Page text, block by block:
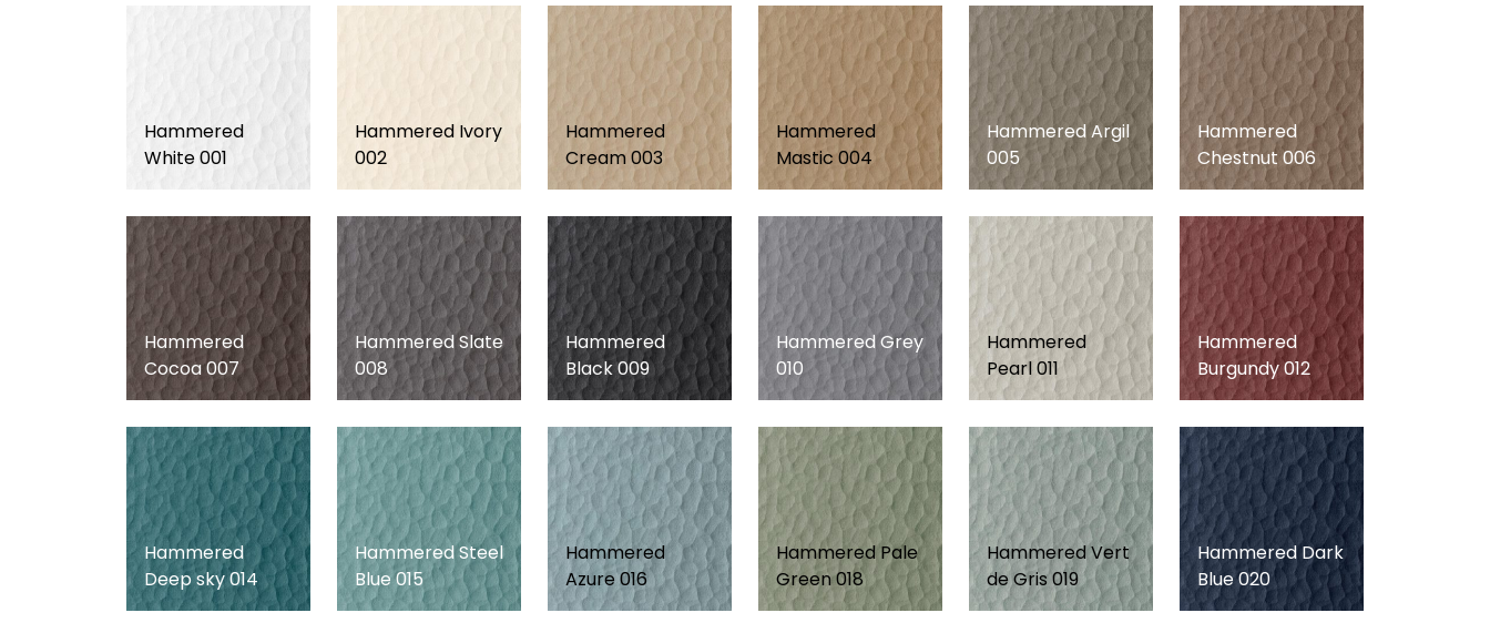
Hammered
White 001
Hammered Ivory
002
Hammered
Cream 003
Hammered
Mastic 004
Hammered Argil
005
Hammered
Chestnut 006
Hammered
Cocoa 007
Hammered Slate
008
Hammered
Black 009
Hammered Grey
010
Hammered
Pearl 011
Hammered
Burgundy 012
Hammered
Deep sky 014
Hammered Steel
Blue 015
Hammered
Azure 016
Hammered Pale
Green 018
Hammered Vert
de Gris 019
Hammered Dark
Blue 020